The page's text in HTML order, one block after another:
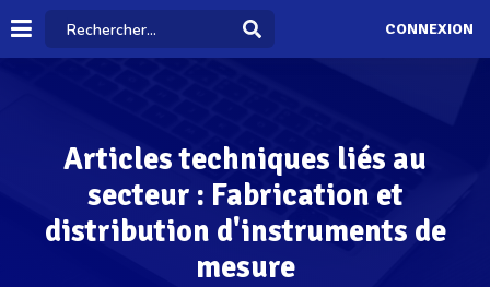
CONNEXION
Articles techniques liés au
secteur : Fabrication et
distribution d'instruments de
mesure